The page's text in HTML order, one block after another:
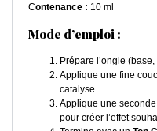
Contenance : 10 ml
Mode d’emploi :
Prépare l’ongle
Applique une fine
catalyse.
Applique une
pour créer l’effet